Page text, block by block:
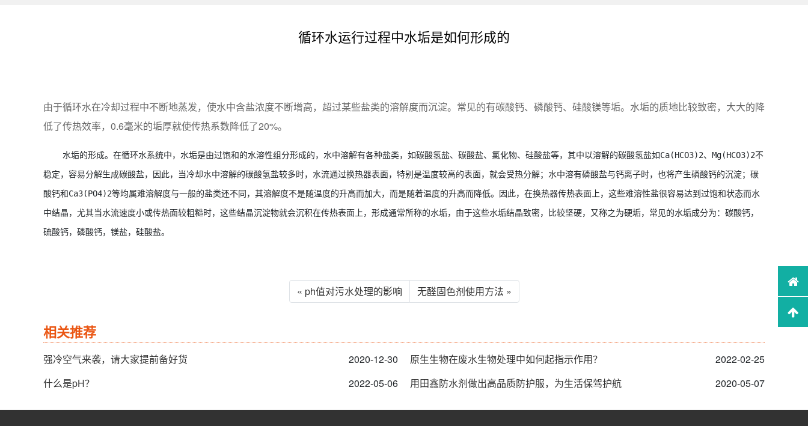
循环水运行过程中水垢是如何形成的
由于循环水在冷却过程中不断地蒸发，使水中含盐浓度不断增高，超过某些盐类的溶解度而沉淀。常见的有碳酸钙、磷酸钙、硅酸镁等垢。水垢的质地比较致密，大大的降
低了传热效率，0.6毫米的垢厚就使传热系数降低了20%。
稳定，容易分解生成碳酸盐，因此，当冷却水中溶解的碳酸氢盐较多时，水流通过换热器表面，特别是温度较高的表面，就会受热分解；水中溶有磷酸盐与钙离子时，也将产生磷酸钙的沉淀；碳
酸钙和Ca3(PO4)2等均属难溶解度与一般的盐类还不同，其溶解度不是随温度的升高而加大，而是随着温度的升高而降低。因此，在换热器传热表面上，这些难溶性盐很容易达到过饱和状态而水
中结晶，尤其当水流速度小或传热面较粗糙时，这些结晶沉淀物就会沉积在传热表面上，形成通常所称的水垢，由于这些水垢结晶致密，比较坚硬，又称之为硬垢，常见的水垢成分为：碳酸钙，
硫酸钙，磷酸钙，镁盐，硅酸盐。
« ph值对污水处理的影响 无醛固色剂使用方法 »
相关推荐
强冷空气来袭，请大家提前备好货 2020-12-30 原生生物在废水生物处理中如何起指示作用？
2022-02-25
什么是pH？
2022-05-06 用田鑫防水剂做出高品质防护服，为生活保驾护航 2020-05-07